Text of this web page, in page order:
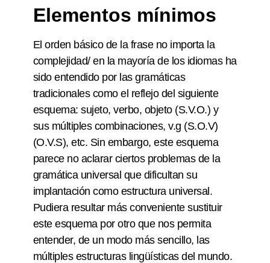
Elementos mínimos
El orden básico de la frase no importa la
complejidad/ en la mayoría de los idiomas ha
sido entendido por las gramáticas
tradicionales como el reflejo del siguiente
esquema: sujeto, verbo, objeto (S.V.O.) y
sus múltiples combinaciones, v.g (S.O.V)
(O.V.S), etc. Sin embargo, este esquema
parece no aclarar ciertos problemas de la
gramática universal que dificultan su
implantación como estructura universal.
Pudiera resultar más conveniente sustituir
este esquema por otro que nos permita
entender, de un modo más sencillo, las
múltiples estructuras lingüísticas del mundo.